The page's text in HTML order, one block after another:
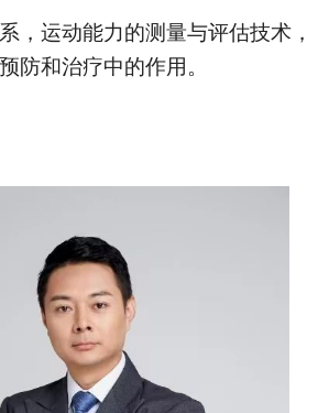
，运动能力的测量与评估技术，
防和治疗中的作用。